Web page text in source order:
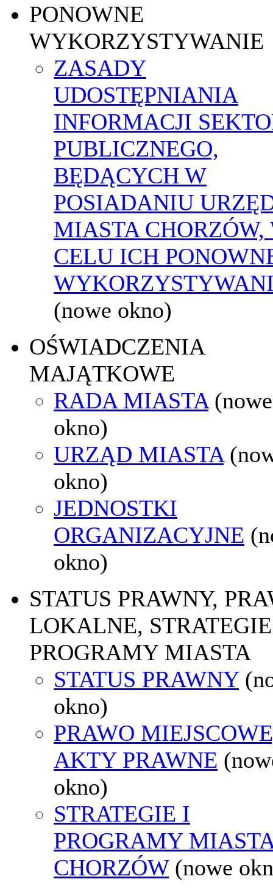
PONOWNE
WYKORZYSTYWANIE
ZASADY
UDOSTĘPNIANIA
INFORMACJI
PUBLICZNEGO,
BĘDĄCYCH W
POSIADANIU
MIASTA CHORZÓW,
CELU ICH
(nowe okno)
OŚWIADCZENIA
MAJĄTKOWE
RADA MIASTA (nowe
okno)
URZĄD MIASTA
okno)
JEDNOSTKI
ORGANIZACYJNE
okno)
STATUS PRAWNY,
LOKALNE,
PROGRAMY MIASTA
STATUS PRAWNY
okno)
PRAWO
AKTY PRAWNE
okno)
STRATEGIE I
PROGRAMY
CHORZÓW (nowe